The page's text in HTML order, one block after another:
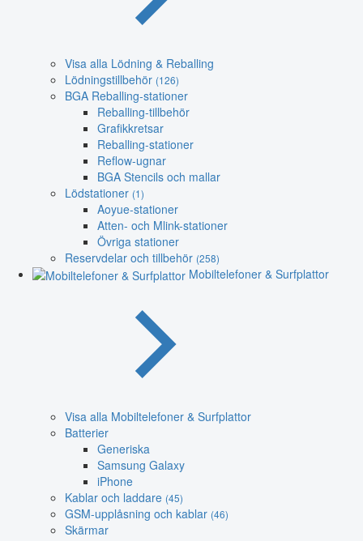
Visa alla Lödning & Reballing
Lödningstillbehör (126)
BGA Reballing-stationer
Reballing-tillbehör
Grafikkretsar
Reballing-stationer
Reflow-ugnar
BGA Stencils och mallar
Lödstationer (1)
Aoyue-stationer
Atten- och Mlink-stationer
Övriga stationer
Reservdelar och tillbehör (258)
Mobiltelefoner & Surfplattor
Visa alla Mobiltelefoner & Surfplattor
Batterier
Generiska
Samsung Galaxy
iPhone
Kablar och laddare (45)
GSM-upplåsning och kablar (46)
Skärmar